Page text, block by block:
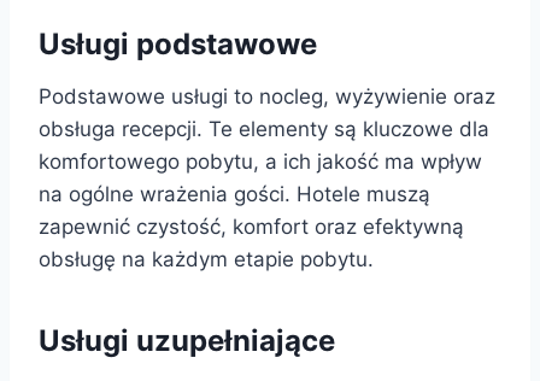
Usługi podstawowe
Podstawowe usługi to nocleg, wyżywienie oraz
obsługa recepcji. Te elementy są kluczowe dla
komfortowego pobytu, a ich jakość ma wpływ
na ogólne wrażenia gości. Hotele muszą
zapewnić czystość, komfort oraz efektywną
obsługę na każdym etapie pobytu.
Usługi uzupełniające